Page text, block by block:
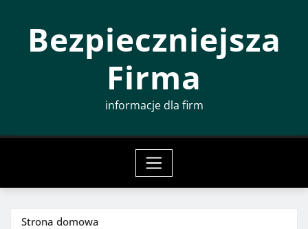
Bezpieczniejsza
Firma
informacje dla firm
Strona domowa